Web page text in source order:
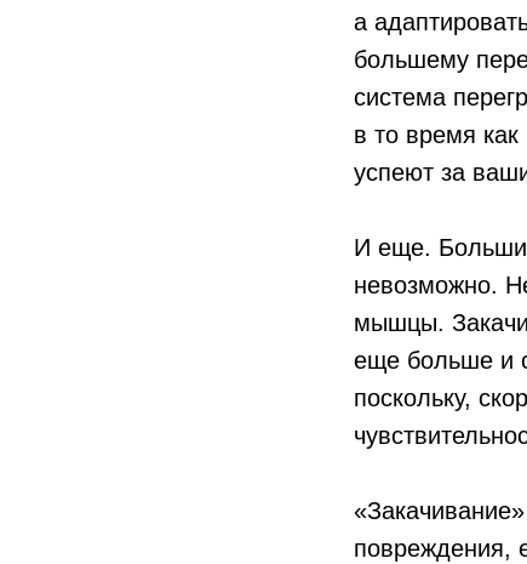
а
большему
система
в то время
успеют за
И еще.
невозможно.
мышцы.
еще больше и
поскольку,
повреждения,